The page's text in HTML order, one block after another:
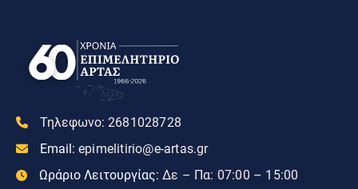
Τηλεφωνο: 2681028728
Email: epimelitirio@e-artas.gr
Ωράριο Λειτουργίας: Δε – Πα: 07:00 – 15:00